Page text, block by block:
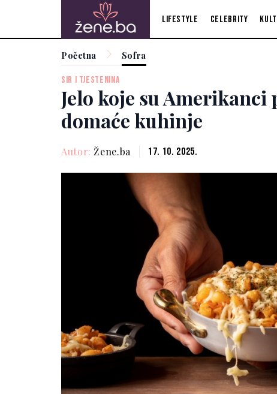
Lifestyle Celebrity
Početna Sofra
SIR I TJESTENINA
Jelo koje su
domaće kuhinje
Autor: Žene.ba 17. 10. 2025.